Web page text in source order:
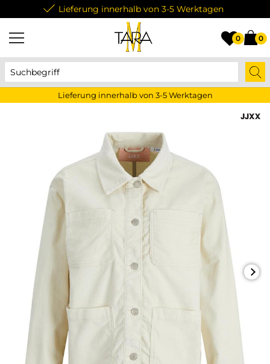
Lieferung innerhalb von 3-5 Werktagen
0 0
Lieferung innerhalb von 3-5 Werktagen